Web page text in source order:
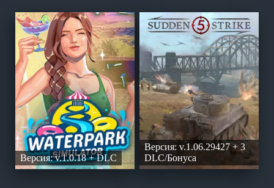
Версия: v.1.0.18 + DLC
Версия: v.1.06.29427 + 3
DLC/Бонуса